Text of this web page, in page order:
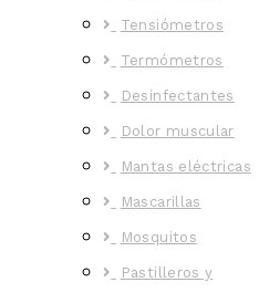
Tensiómetros
Termómetros
Desinfectantes
Dolor muscular
Mantas eléctricas
Mascarillas
Mosquitos
Pastilleros y